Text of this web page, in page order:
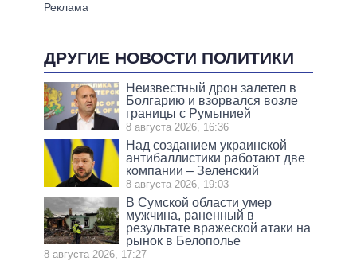
ДРУГИЕ НОВОСТИ ПОЛИТИКИ
Неизвестный дрон залетел в
Болгарию и взорвался возле
границы с Румынией
8 августа 2026, 16:36
Над созданием украинской
антибаллистики работают две
компании – Зеленский
8 августа 2026, 19:03
В Сумской области умер
мужчина, раненный в
результате вражеской атаки на
рынок в Белополье
8 августа 2026, 17:27